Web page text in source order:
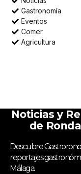
Gastronomía
Eventos
Comer
Agricultura
Noticias y
de
Descubre
reportajes
Málaga.